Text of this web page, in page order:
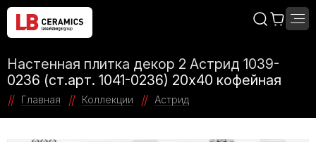
Настенная плитка декор 2 Астрид 1039-
0236 (ст.арт. 1041-0236) 20х40 кофейная
Главная Коллекции Астрид